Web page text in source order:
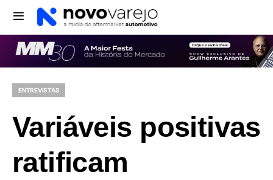
ENTREVISTAS
Variáveis positivas
ratificam